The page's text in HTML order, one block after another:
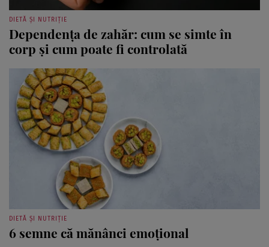
DIETĂ ȘI NUTRIȚIE
Dependența de zahăr: cum se simte în
corp și cum poate fi controlată
DIETĂ ȘI NUTRIȚIE
6 semne că mănânci emoțional